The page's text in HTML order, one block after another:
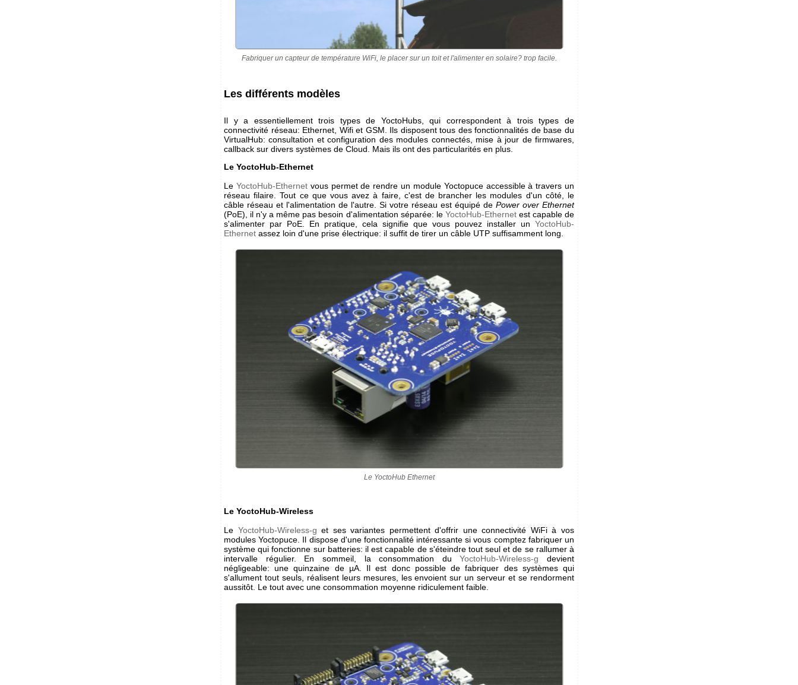
Fabriquer un capteur de température WiFi, le placer sur un toit et l'alimenter en solaire? trop facile.
Les différents modèles
Il y a essentiellement trois types de YoctoHubs, qui correspondent à trois types de
connectivité réseau: Ethernet, Wifi et GSM. Ils disposent tous des fonctionnalités de base du
VirtualHub: consultation et configuration des modules connectés, mise à jour de firmwares,
callback sur divers systèmes de Cloud. Mais ils ont des particularités en plus.
Le YoctoHub-Ethernet
Le YoctoHub-Ethernetvous permet de rendre un module Yoctopuce accessible à travers un
réseau filaire. Tout ce que vous avez à faire, c'est de brancher les modules d'un côté, le
câble réseau et l'alimentation de l'autre. Si votre réseau est équipé de Power over Ethernet
(PoE), il n'y a même pas besoin d'alimentation séparée: le YoctoHub-Ethernetest capable de
s'alimenter par PoE. En pratique, cela signifie que vous pouvez installer un YoctoHub-
Ethernet assez loin d'une prise électrique: il suffit de tirer un câble UTP suffisamment long.
Le YoctoHub Ethernet
Le YoctoHub-Wireless
Le YoctoHub-Wireless-g et ses variantes permettent d'offrir une connectivité WiFi à vos
modules Yoctopuce. Il dispose d'une fonctionnalité intéressante si vous comptez fabriquer un
système qui fonctionne sur batteries: il est capable de s'éteindre tout seul et de se rallumer à
intervalle régulier. En sommeil, la consommation duYoctoHub-Wireless-g devient
négligeable: une quinzaine de µA. Il est donc possible de fabriquer des systèmes qui
s'allument tout seuls, réalisent leurs mesures, les envoient sur un serveur et se rendorment
aussitôt. Le tout avec une consommation moyenne ridiculement faible.